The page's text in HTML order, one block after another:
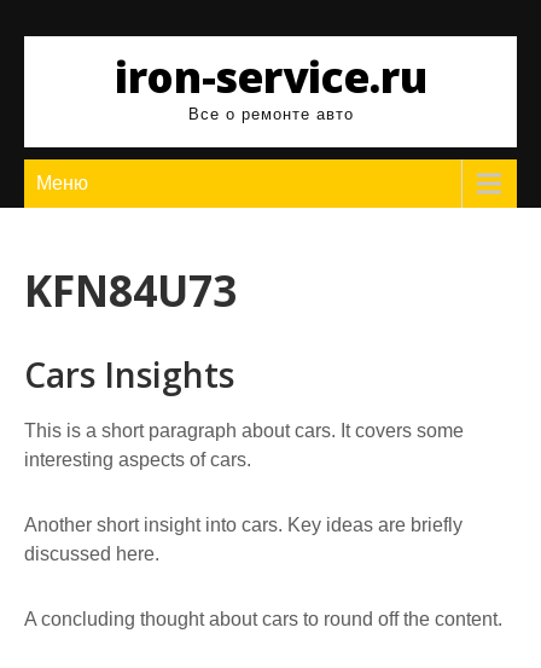
содержимомуiron-service.ru
Все о ремонте авто
Меню
KFN84U73
Cars Insights
This is a short paragraph about cars. It covers some
interesting aspects of cars.
Another short insight into cars. Key ideas are briefly
discussed here.
A concluding thought about cars to round off the content.